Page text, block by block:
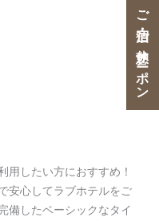
用したい方におすすめ！
安心してラブホテルをご
備したベーシックなタイ
ご宿泊・ご休憩クーポン